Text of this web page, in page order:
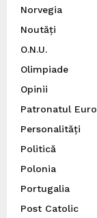
Norvegia
Noutăți
O.N.U.
Olimpiade
Opinii
Patronatul
Personalități
Politică
Polonia
Portugalia
Post Catolic